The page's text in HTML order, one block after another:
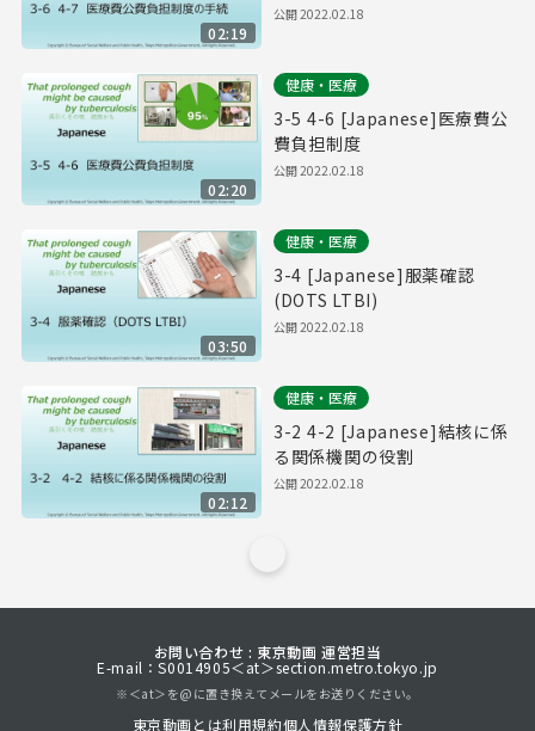
02:19
公開2022.02.18
02:20
健康・医療
3-5 4-6 [Japanese]医療費公
費負担制度
公開2022.02.18
03:50
健康・医療
3-4 [Japanese]服薬確認
(DOTS LTBI)
公開2022.02.18
02:12
健康・医療
3-2 4-2 [Japanese]結核に係
る関係機関の役割
公開2022.02.18
お問い合わせ : 東京動画 運営担当
E-mail：S0014905＜at＞section.metro.tokyo.jp
※＜at＞を@に置き換えてメールをお送りください。
東京動画とは利用規約個人情報保護方針